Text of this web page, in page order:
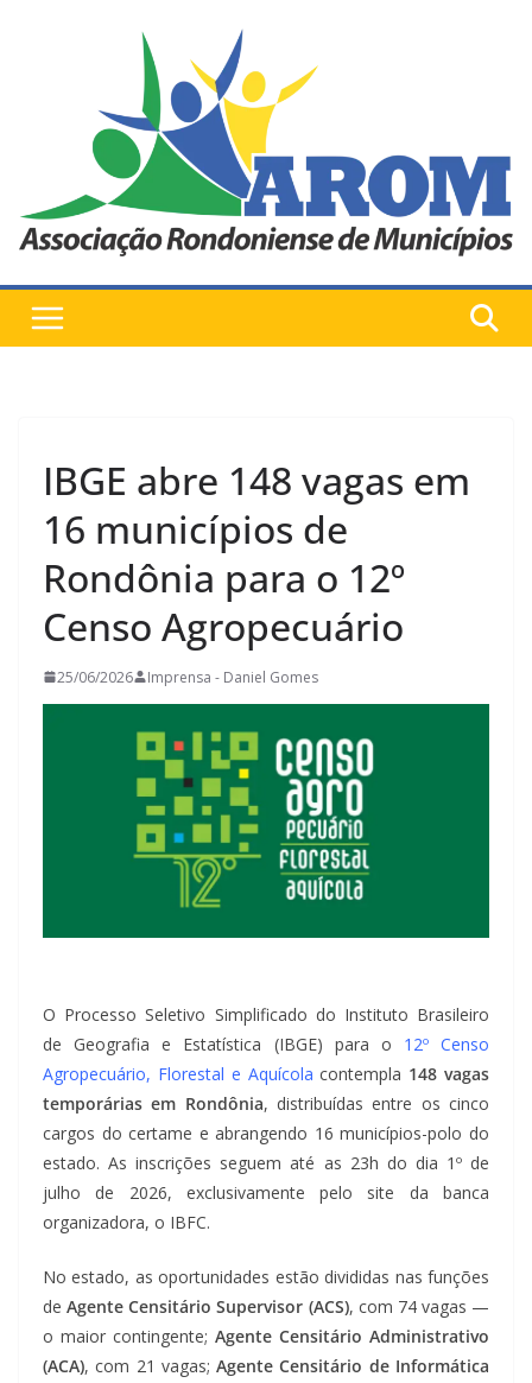
IBGE abre 148 vagas em
16 municípios de
Rondônia para o 12º
Censo Agropecuário
25/06/2026 Imprensa - Daniel Gomes
O Processo Seletivo Simplificado do Instituto Brasileiro
de Geografia e Estatística (IBGE) para o 12º Censo
Agropecuário, Florestal e Aquícola contempla 148 vagas
temporárias em Rondônia, distribuídas entre os cinco
cargos do certame e abrangendo 16 municípios-polo do
estado. As inscrições seguem até as 23h do dia 1º de
julho de 2026, exclusivamente pelo site da banca
organizadora, o IBFC.
No estado, as oportunidades estão divididas nas funções
deAgente Censitário Supervisor (ACS), com 74 vagas —
o maior contingente; Agente Censitário Administrativo
(ACA), com 21 vagas;Agente Censitário de Informática